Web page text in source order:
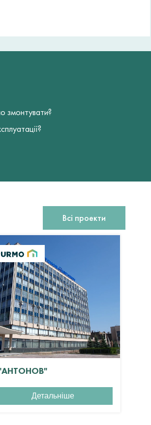
змонтувати?
Всі проекти
Детальніше